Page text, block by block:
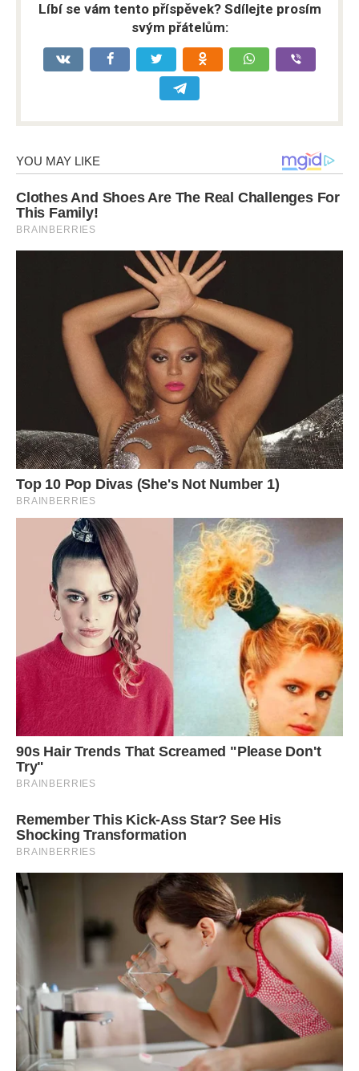
Líbí se vám tento příspěvek? Sdílejte prosím
svým přátelům: